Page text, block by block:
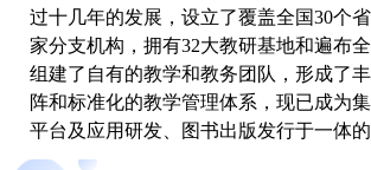
过十几年的发展，设立了覆盖全国30个
家分支机构，拥有32大教研基地和遍布
组建了自有的教学和教务团队，形成了
阵和标准化的教学管理体系，现已成为
平台及应用研发、图书出版发行于一体
体和综合性教育服务机构。